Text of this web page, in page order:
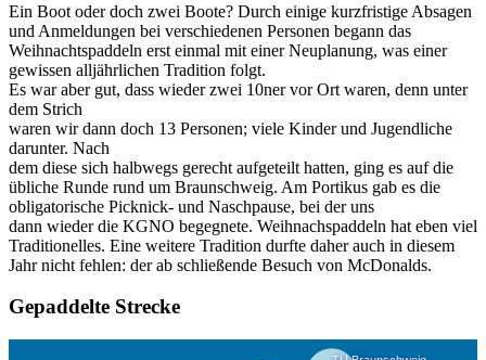
Ein Boot oder doch zwei Boote? Durch einige kurzfristige Absagen
und Anmeldungen bei verschiedenen Personen begann das
Weihnachtspaddeln erst einmal mit einer Neuplanung, was einer
gewissen alljährlichen Tradition folgt.
Es war aber gut, dass wieder zwei 10ner vor Ort waren, denn unter
dem Strich
waren wir dann doch 13 Personen; viele Kinder und Jugendliche
darunter. Nach
dem diese sich halbwegs gerecht aufgeteilt hatten, ging es auf die
übliche Runde rund um Braunschweig. Am Portikus gab es die
obligatorische Picknick- und Naschpause, bei der uns
dann wieder die KGNO begegnete. Weihnachspaddeln hat eben viel
Traditionelles. Eine weitere Tradition durfte daher auch in diesem
Jahr nicht fehlen: der ab schließende Besuch von McDonalds.
Gepaddelte Strecke